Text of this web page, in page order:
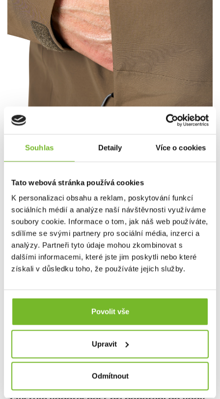
Souhlas Detaily Více o cookies
Tato webová stránka používá cookies
K personalizaci obsahu a reklam, poskytování funkcí
sociálních médií a analýze naší návštěvnosti využíváme
soubory cookie. Informace o tom, jak náš web používáte,
sdílíme se svými partnery pro sociální média, inzerci a
analýzy. Partneři tyto údaje mohou zkombinovat s
dalšími informacemi, které jste jim poskytli nebo které
získali v důsledku toho, že používáte jejich služby.
Povolit vše
Upravit
Odmítnout
2 kapsy na ruce s odvodňovacími otvory a
fleecovou podšívkou na zip
Neoprenová manžeta Grundéns Shingled